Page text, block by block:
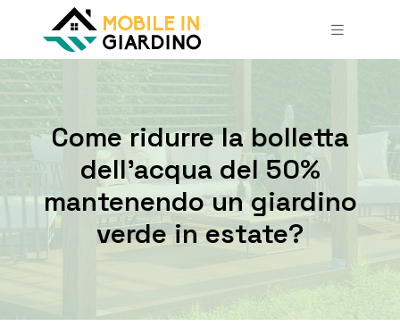
Come ridurre la bolletta
dell’acqua del 50%
mantenendo un giardino
verde in estate?